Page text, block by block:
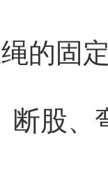
固定
断股